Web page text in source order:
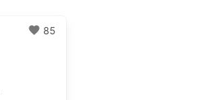
favorite 85